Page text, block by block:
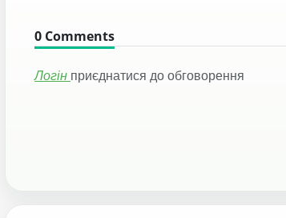
0 Comments
Логін приєднатися до обговорення